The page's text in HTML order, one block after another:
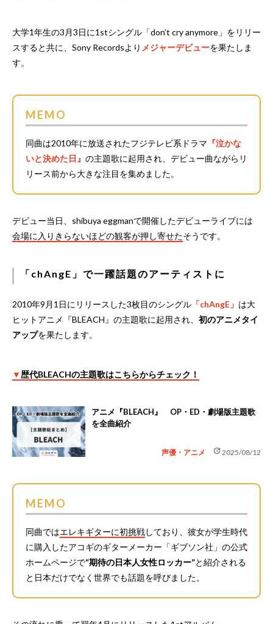
大学1年生の3月3日に1stシングル「don’t cry anymore」をリリー
スすると共に、Sony Recordsより メジャーデビューを果たしま
す。
MEMO
同曲は2010年に放送されたフジテレビ系ドラマ 『泣かな
いと決めた日』 の主題歌に起用され、デビュー曲ながらリ
リース前から大きな注目を集めました。
デビュー当日、shibuya eggmanで開催したデビューライブには
会場に入りきらないほどの観客が押し寄せたそうです。
「chAngE」で一躍話題のアーティストに
2010年9月1日にリリースした3枚目のシングル 「chAngE」 は大
ヒットアニメ『BLEACH』の主題歌に起用され、 初のアニメタイ
アップを果たします。
▼ 歴代BLEACHの主題歌はこちらからチェック！
アニメ『BLEACH』 OP・ED・劇場版主題歌
を全曲紹介
声優・アニメ update2025/08/12
MEMO
同曲ではエレキギターに初挑戦しており、彼女が学生時代
に購入したアコギのギターメーカー「ギブソン社」の公式
ホームページで“期待の日本人女性ロッカー”と紹介される
と日本だけでなく世界でも話題を呼びました。